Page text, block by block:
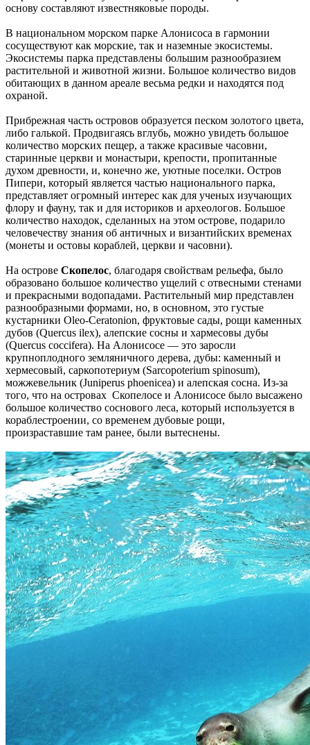
основу составляют известняковые породы.
В национальном морском парке Алонисоса в гармонии
сосуществуют как морские, так и наземные экосистемы.
Экосистемы парка представлены большим разнообразием
растительной и животной жизни. Большое количество видов
обитающих в данном ареале весьма редки и находятся под
охраной.
Прибрежная часть островов образуется песком золотого цвета,
либо галькой. Продвигаясь вглубь, можно увидеть большое
количество морских пещер, а также красивые часовни,
старинные церкви и монастыри, крепости, пропитанные
духом древности, и, конечно же, уютные поселки. Остров
Пипери, который является частью национального парка,
представляет огромный интерес как для ученых изучающих
флору и фауну, так и для историков и археологов. Большое
количество находок, сделанных на этом острове, подарило
человечеству знания об античных и византийских временах
(монеты и остовы кораблей, церкви и часовни).
На острове Скопелос, благодаря свойствам рельефа, было
образовано большое количество ущелий с отвесными стенами
и прекрасными водопадами. Растительный мир представлен
разнообразными формами, но, в основном, это густые
кустарники Oleo-Ceratonion, фруктовые сады, рощи каменных
дубов (Quercus ilex), алепские сосны и хармесовы дубы
(Quercus coccifera). На Алонисосе — это заросли
крупноплодного земляничного дерева, дубы: каменный и
хермесовый, саркопотериум (Sarcopoterium spinosum),
можжевельник (Juniperus phoenicea) и алепская сосна. Из-за
того, что на островах Скопелосе и Алонисосе было высажено
большое количество соснового леса, который используется в
кораблестроении, со временем дубовые рощи,
произраставшие там ранее, были вытеснены.